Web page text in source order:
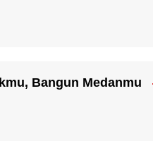
Bangun Medanmu